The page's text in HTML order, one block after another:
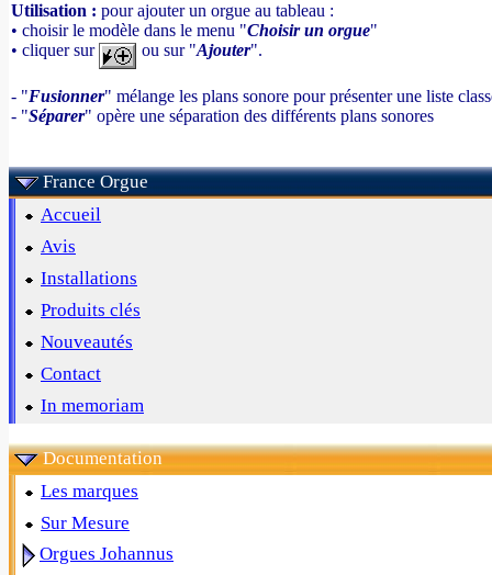
Utilisation : pour ajouter un orgue au tableau :
• choisir le modèle dans le menu "Choisir un orgue"
• cliquer sur
ou sur "Ajouter".
- "Fusionner" mélange les plans sonore pour présenter une liste
- "Séparer" opère une séparation des différents plans sonores
France Orgue
Accueil
Avis
Installations
Produits clés
Nouveautés
Contact
In memoriam
Documentation
Les marques
Sur Mesure
Orgues Johannus